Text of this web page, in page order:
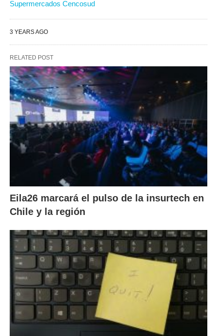
Supermercados Cencosud
3 YEARS AGO
RELATED POST
Eila26 marcará el pulso de la insurtech en
Chile y la región